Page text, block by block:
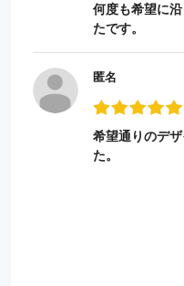
何度も希望に
たです。
匿名
希望通りのデ
た。